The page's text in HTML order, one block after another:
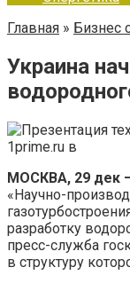
Главная » Бизнес
Украина
1prime.ru в
МОСКВА, 29 дек
«Научно-
разработку
пресс-служба
в структуру